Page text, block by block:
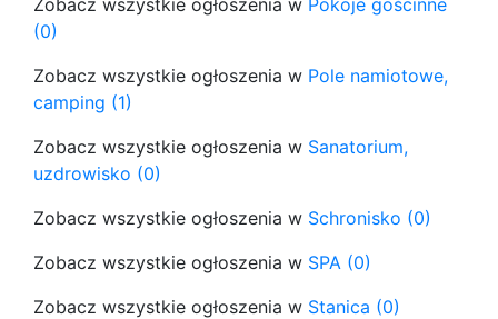
Zobacz wszystkie ogłoszenia w Pokoje gościnne
(0)
Zobacz wszystkie ogłoszenia w Pole namiotowe,
camping (1)
Zobacz wszystkie ogłoszenia w Sanatorium,
uzdrowisko (0)
Zobacz wszystkie ogłoszenia w Schronisko (0)
Zobacz wszystkie ogłoszenia w SPA (0)
Zobacz wszystkie ogłoszenia w Stanica (0)